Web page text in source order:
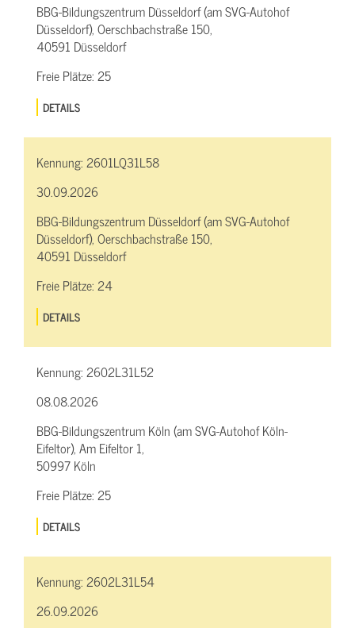
BBG-Bildungszentrum Düsseldorf (am SVG-Autohof
Düsseldorf), Oerschbachstraße 150,
40591 Düsseldorf
Freie Plätze:25
DETAILS
Kennung:2601LQ31L58
30.09.2026
BBG-Bildungszentrum Düsseldorf (am SVG-Autohof
Düsseldorf), Oerschbachstraße 150,
40591 Düsseldorf
Freie Plätze:24
DETAILS
Kennung:2602L31L52
08.08.2026
BBG-Bildungszentrum Köln (am SVG-Autohof Köln-
Eifeltor), Am Eifeltor 1,
50997 Köln
Freie Plätze:25
DETAILS
Kennung:2602L31L54
26.09.2026